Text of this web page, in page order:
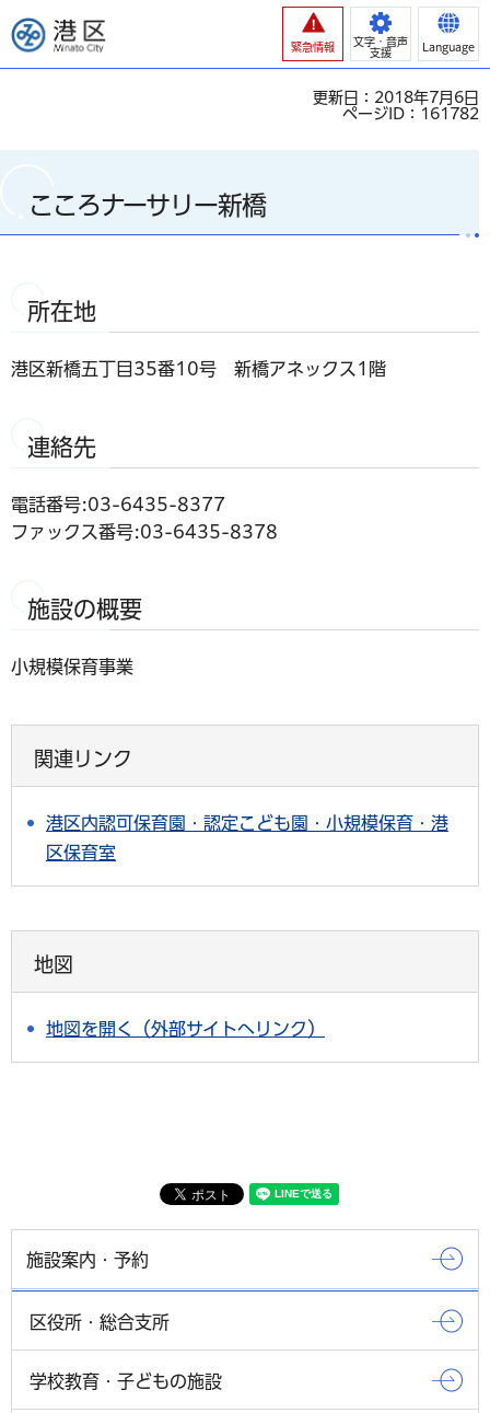
港区
緊急情報
文字・音声
支援
Language
更新日：2018年7月6日
ページID：161782
こころナーサリー新橋
所在地
港区新橋五丁目35番10号 新橋アネックス1階
連絡先
電話番号:03-6435-8377
ファックス番号:03-6435-8378
施設の概要
小規模保育事業
関連リンク
港区内認可保育園・認定こども園・小規模保育・港
区保育室
地図
地図を開く（外部サイトへリンク）
施設案内・予約
区役所・総合支所
学校教育・子どもの施設